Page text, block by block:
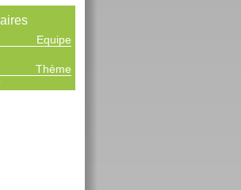
Equipe
Thème